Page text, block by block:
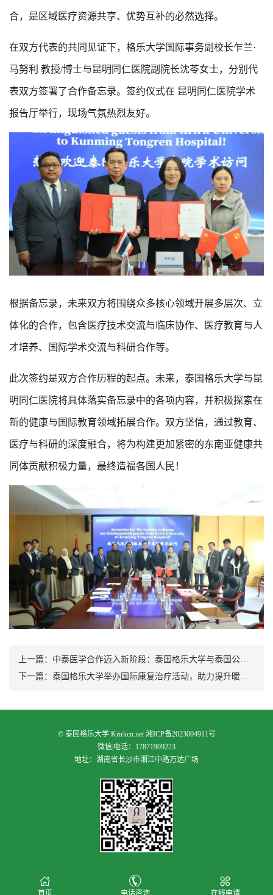
合，是区域医疗资源共享、优势互补的必然选择。
在双方代表的共同见证下，格乐大学国际事务副校长乍兰·
马努利 教授/博士与昆明同仁医院副院长沈苓女士，分别代
表双方签署了合作备忘录。签约仪式在 昆明同仁医院学术
报告厅举行，现场气氛热烈友好。
根据备忘录，未来双方将围绕众多核心领域开展多层次、立
体化的合作，包含医疗技术交流与临床协作、医疗教育与人
才培养、国际学术交流与科研合作等。
此次签约是双方合作历程的起点。未来，泰国格乐大学与昆
明同仁医院将具体落实备忘录中的各项内容，并积极探索在
新的健康与国际教育领域拓展合作。双方坚信，通过教育、
医疗与科研的深度融合，将为构建更加紧密的东南亚健康共
同体贡献积极力量，最终造福各国人民！
上一篇： 中泰医学合作迈入新阶段：泰国格乐大学与泰国公共卫生部泰医与替代医学司将签署MOU深化全面合作
下一篇： 泰国格乐大学举办国际康复治疗活动，助力提升暖武里福利院住民身心健康
© 泰国格乐大学Krirkcn.net 湘ICP备2023004911号
微信|电话：17871909223
地址：湖南省长沙市湘江中路万达广场
首页 电话咨询 在线申请